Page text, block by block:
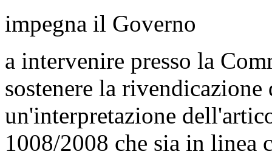
impegna il Governo
a intervenire presso la
sostenere la rivendicazione
un'interpretazione
1008/2008 che sia in